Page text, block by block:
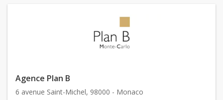
Agence Plan B
6 avenue Saint-Michel, 98000 - Monaco